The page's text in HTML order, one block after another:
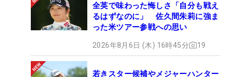
全英で味わった悔しさ「自分も戦え
るはずなのに」 佐久間朱莉に強ま
った米ツアー参戦への思い
2026年8月6日 (木) 16時45分 19
若きスター候補やメジャーハンター